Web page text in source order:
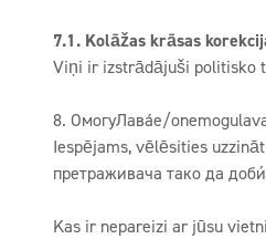
7.1. Kolāžas krāsas
Viņi ir izstrādājuši politisko
8. ОмогуЛавање/
Iespējams, vēlēsities
претраживача тако да
Kas ir nepareizi ar jūsu